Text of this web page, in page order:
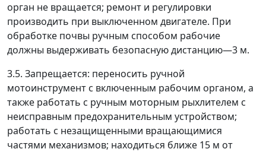
орган не вращается; ремонт и регулировки
производить при выключенном двигателе. При
обработке почвы ручным способом рабочие
должны выдерживать безопасную дистанцию—3 м.
3.5. Запрещается: переносить ручной
мотоинструмент с включенным рабочим органом, а
также работать с ручным моторным рыхлителем с
неисправным предохранительным устройством;
работать с незащищенными вращающимися
частями механизмов; находиться ближе 15 м от